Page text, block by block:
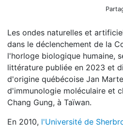
Le rôle des ondes sur
Les ondes naturelles et
dans le déclenchement de la
l'horloge biologique humaine,
littérature publiée en 2023 et
d'origine québécoise Jan
d'immunologie moléculaire et
Chang Gung, à Taïwan.
En 2010, l'Université de